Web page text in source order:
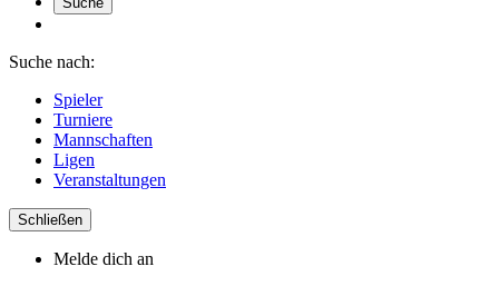
Suche nach:
Spieler
Turniere
Mannschaften
Ligen
Veranstaltungen
Schließen
Melde dich an